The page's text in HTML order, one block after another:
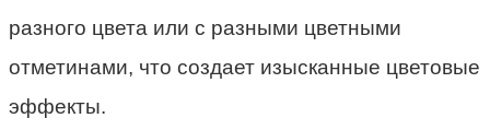
разного цвета или с разными цветными
отметинами, что создает изысканные цветовые
эффекты.